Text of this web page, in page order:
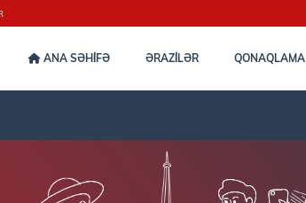
ANA SƏHİFƏ ƏRAZİLƏR QONAQLAMA